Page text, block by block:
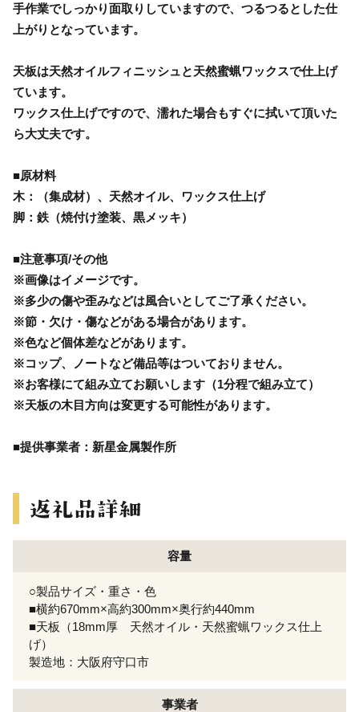
手作業でしっかり面取りしていますので、つるつるとした仕
上がりとなっています。
天板は天然オイルフィニッシュと天然蜜蝋ワックスで仕上げ
ています。
ワックス仕上げですので、濡れた場合もすぐに拭いて頂いた
ら大丈夫です。
■原材料
木：（集成材）、天然オイル、ワックス仕上げ
脚：鉄（焼付け塗装、黒メッキ）
■注意事項/その他
※画像はイメージです。
※多少の傷や歪みなどは風合いとしてご了承ください。
※節・欠け・傷などがある場合があります。
※色など個体差などがあります。
※コップ、ノートなど備品等はついておりません。
※お客様にて組み立てお願いします（1分程で組み立て）
※天板の木目方向は変更する可能性があります。
■提供事業者：新星金属製作所
容量
○製品サイズ・重さ・色
■横約670mm×高約300mm×奥行約440mm
■天板（18mm厚 天然オイル・天然蜜蝋ワックス仕上
げ）
製造地：大阪府守口市
事業者